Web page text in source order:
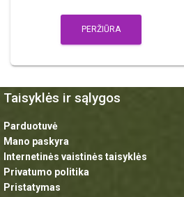
PERŽIŪRA
Taisyklės ir sąlygos
Parduotuvė
Mano paskyra
Internetinės vaistinės taisyklės
Privatumo politika
Pristatymas